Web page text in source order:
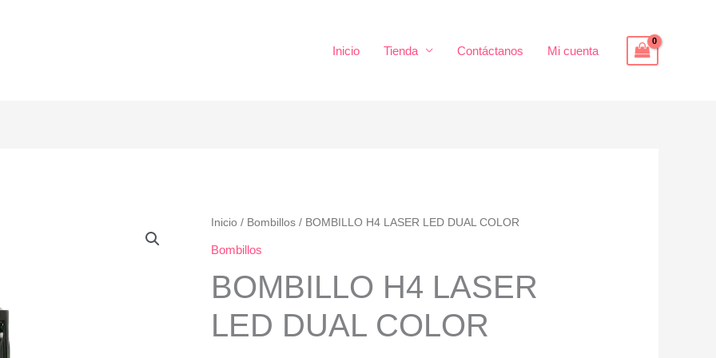
Inicio Tienda Contáctanos Mi cuenta
Inicio / Bombillos / BOMBILLO H4 LASER LED DUAL COLOR
Bombillos
BOMBILLO H4 LASER
LED DUAL COLOR
BOMBILLO
H4
LED
COLOR